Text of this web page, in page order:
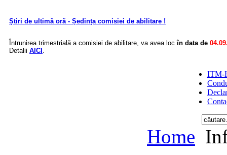
Știri de ultimă oră - Ședința comisiei de abilitare !
Întrunirea trimestrială a comisiei de abilitare, va avea loc în data de
Detalii AICI .
ITM-
Home